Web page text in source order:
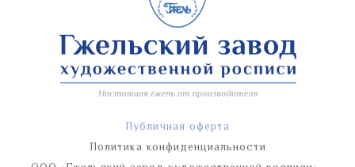
Публичная оферта
Политика конфиденциальности